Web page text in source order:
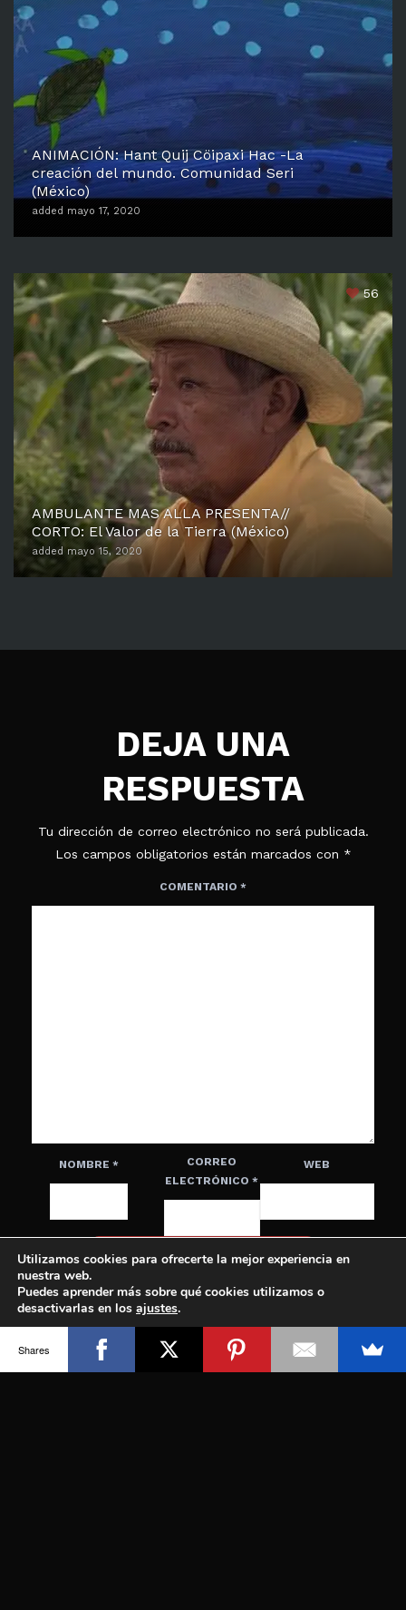
ANIMACIÓN: Hant Quij Cöipaxi Hac -La
creación del mundo. Comunidad Seri
(México)
added mayo 17, 2020
56
AMBULANTE MAS ALLA PRESENTA//
CORTO: El Valor de la Tierra (México)
added mayo 15, 2020
DEJA UNA
RESPUESTA
Tu dirección de correo electrónico no será publicada.
Los campos obligatorios están marcados con *
COMENTARIO *
NOMBRE *
CORREO
ELECTRÓNICO*
WEB
Utilizamos cookies para ofrecerte la mejor experiencia en
nuestra web.
Puedes aprender más sobre qué cookies utilizamos o
desactivarlas en los ajustes.
Shares